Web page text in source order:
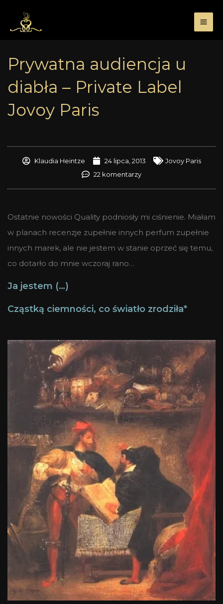
treści
Prywatna audiencja u
diabła – Private Label
Jovoy Paris
Klaudia Heintze 24 lipca, 2013
Jovoy Paris
22 komentarzy
Ostatnie nowości Quality podniosły mi ciśnienie. Miałam
w planach recenzje zupełnie innych perfum zupełnie
innych marek, ale nie jestem w stanie oprzeć się temu,
co dotarło do mnie wczoraj rano…
Ja jestem (…)
Cząstką ciemności, co światło zrodziła*